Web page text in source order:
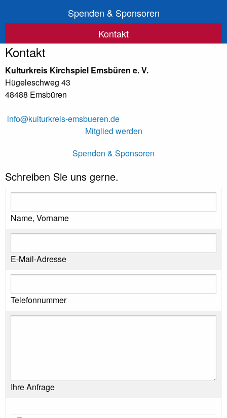
Spenden & Sponsoren
Kontakt
Kontakt
Kulturkreis Kirchspiel Emsbüren e. V.
Hügeleschweg 43
48488 Emsbüren
info@kulturkreis-emsbueren.de
Mitglied werden
Spenden & Sponsoren
Schreiben Sie uns gerne.
Name, Vorname
E-Mail-Adresse
Telefonnummer
Ihre Anfrage